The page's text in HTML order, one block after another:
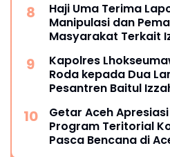
Haji Uma Terima
Manipulasi dan
Masyarakat Terkait
Kapolres
Roda kepada Dua
Pesantren Baitul
Getar Aceh
Program Teritorial
Pasca Bencana di